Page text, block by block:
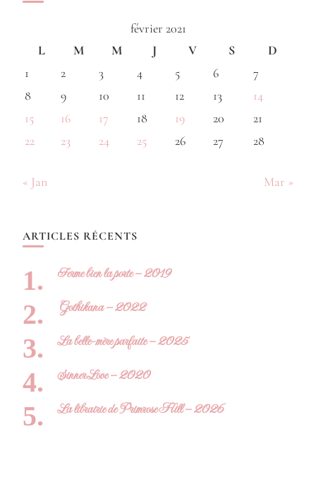
février 2021
L
M M J V S
D
1
2 3 4 5 6
7
8
9 10 11 12 13
14
15
16 17 18 19 20
21
22
23 24 25 26 27 28
« Jan Mar »
ARTICLES RÉCENTS
Ferme bien la porte – 2019
Gothikana – 2022
La belle-mère parfaite – 2025
Sinner Love – 2020
La librairie de Primrose Hill – 2026